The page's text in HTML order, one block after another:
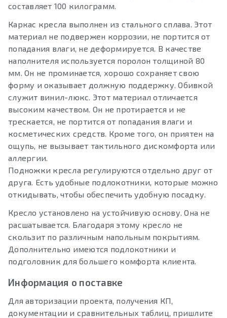
составляет 100 килограмм.
Каркас кресла выполнен из стального сплава. Этот
материал не подвержен коррозии, не портится от
попадания влаги, не деформируется. В качестве
наполнителя используется поролон толщиной 80
мм. Он не проминается, хорошо сохраняет свою
форму и оказывает должную поддержку. Обивкой
служит винил-люкс. Этот материал отличается
высоким качеством. Он не протирается и не
трескается, не портится от попадания влаги и
косметических средств. Кроме того, он приятен на
ощупь, не вызывает тактильного дискомфорта или
аллергии.
Подножки кресла регулируются отдельно друг от
друга. Есть удобные подлокотники, которые можно
откидывать, чтобы обеспечить удобную посадку.
Кресло установлено на устойчивую основу. Она не
расшатывается. Благодаря этому кресло не
скользит по различным напольным покрытиям.
Дополнительно имеются подлокотники и
подголовник для большего комфорта клиента.
Информация о поставке
Для авторизации проекта, получения КП,
документации и сравнительных таблиц, пришлите